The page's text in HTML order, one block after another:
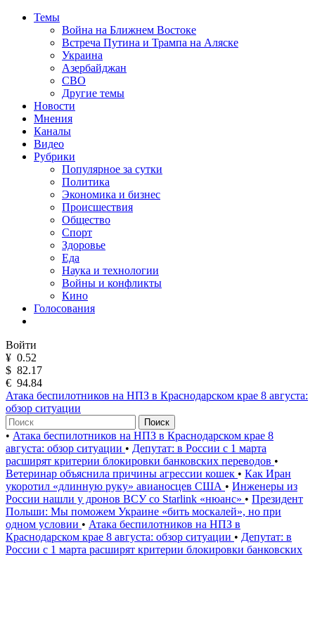
Темы
Война на Ближнем Востоке
Встреча Путина и Трампа на Аляске
Украина
Азербайджан
СВО
Другие темы
Новости
Мнения
Каналы
Видео
Рубрики
Популярное за сутки
Политика
Экономика и бизнес
Происшествия
Общество
Спорт
Здоровье
Еда
Наука и технологии
Войны и конфликты
Кино
Голосования
Войти
¥ 0.52
$ 82.17
€ 94.84
Атака беспилотников на НПЗ в Краснодарском крае 8 августа:
обзор ситуации
Поиск
• Атака беспилотников на НПЗ в Краснодарском крае 8
августа: обзор ситуации • Депутат: в России с 1 марта
расширят критерии блокировки банковских переводов •
Ветеринар объяснила причины агрессии кошек • Как Иран
укоротил «длинную руку» авианосцев США • Инженеры из
России нашли у дронов ВСУ со Starlink «нюанс» • Президент
Польши: Мы поможем Украине «бить москалей», но при
одном условии • Атака беспилотников на НПЗ в
Краснодарском крае 8 августа: обзор ситуации • Депутат: в
России с 1 марта расширят критерии блокировки банковских